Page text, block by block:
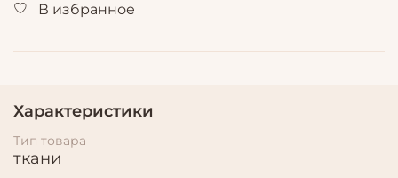
В избранное
Характеристики
Тип товара
ткани